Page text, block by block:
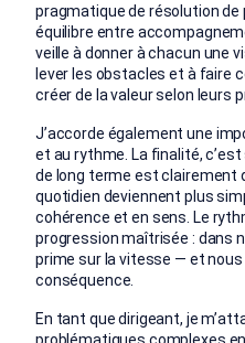
pragmatique de résolution de
équilibre entre
veille à donner à chacun une
lever les obstacles et à faire
créer de la valeur selon leurs
J’accorde également une
et au rythme. La finalité, c’est
de long terme est clairement
quotidien deviennent plus
cohérence et en sens. Le
progression maîtrisée : dans
prime sur la vitesse — et
conséquence.
En tant que dirigeant, je
problématiques complexes